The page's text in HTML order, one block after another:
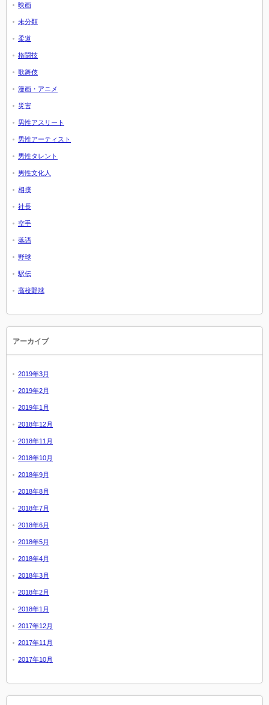
映画
未分類
柔道
格闘技
歌舞伎
漫画・アニメ
災害
男性アスリート
男性アーティスト
男性タレント
男性文化人
相撲
社長
空手
落語
野球
駅伝
高校野球
アーカイブ
2019年3月
2019年2月
2019年1月
2018年12月
2018年11月
2018年10月
2018年9月
2018年8月
2018年7月
2018年6月
2018年5月
2018年4月
2018年3月
2018年2月
2018年1月
2017年12月
2017年11月
2017年10月